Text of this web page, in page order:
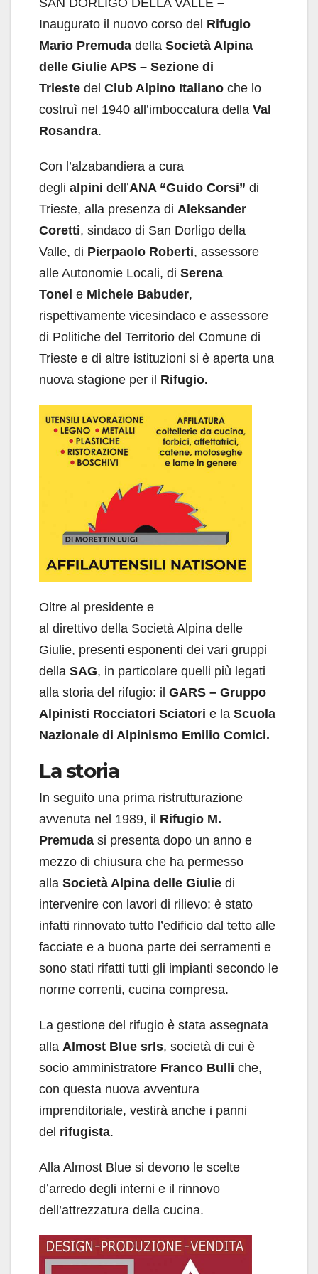
Inaugurato il nuovo corso del Rifugio
Mario Premuda della Società Alpina
delle Giulie APS – Sezione di
Trieste del Club Alpino Italiano che lo
costruì nel 1940 all’imboccatura della Val
Rosandra.
Con l’alzabandiera a cura
degli alpini dell’ANA “Guido Corsi” di
Trieste, alla presenza di Aleksander
Coretti, sindaco di San Dorligo della
Valle, di Pierpaolo Roberti, assessore
alle Autonomie Locali, di Serena
Tonel e Michele Babuder,
rispettivamente vicesindaco e assessore
di Politiche del Territorio del Comune di
Trieste e di altre istituzioni si è aperta una
nuova stagione per il Rifugio.
Oltre al presidente e
al direttivo della Società Alpina delle
Giulie, presenti esponenti dei vari gruppi
della SAG, in particolare quelli più legati
alla storia del rifugio: il GARS – Gruppo
Alpinisti Rocciatori Sciatori e la Scuola
Nazionale di Alpinismo Emilio Comici.
La storia
In seguito una prima ristrutturazione
avvenuta nel 1989, il Rifugio M.
Premuda si presenta dopo un anno e
mezzo di chiusura che ha permesso
alla Società Alpina delle Giulie di
intervenire con lavori di rilievo: è stato
infatti rinnovato tutto l’edificio dal tetto alle
facciate e a buona parte dei serramenti e
sono stati rifatti tutti gli impianti secondo le
norme correnti, cucina compresa.
La gestione del rifugio è stata assegnata
alla Almost Blue srls, società di cui è
socio amministratore Franco Bulli che,
con questa nuova avventura
imprenditoriale, vestirà anche i panni
del rifugista.
Alla Almost Blue si devono le scelte
d’arredo degli interni e il rinnovo
dell’attrezzatura della cucina.